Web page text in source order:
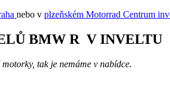
nebo v plzeňském Motorrad Centrum
BMW R V INVELTU
tak je nemáme v nabídce.